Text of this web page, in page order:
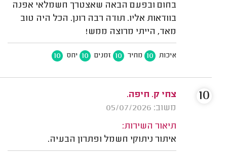
בחום ובפעם הבאה שאצטרך חשמלאי אפנה
בוודאות אליו. תודה רבה רונן. הכל היה טוב
מאד, הייתי מרוצה ממש!
איכות 10 מחיר 10 זמנים 10 יחס 10
צחי ק. חיפה.
משוב: 05/07/2026
תיאור השירות:
איתור ניתוקי חשמל ופתרון הבעיה.
10